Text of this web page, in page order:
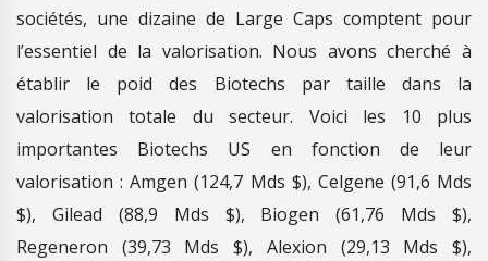
sociétés, une dizaine de Large Caps comptent pour
l’essentiel de la valorisation. Nous avons cherché à
établir le poid des Biotechs par taille dans la
valorisation totale du secteur. Voici les 10 plus
importantes Biotechs US en fonction de leur
valorisation : Amgen (124,7 Mds $), Celgene (91,6 Mds
$), Gilead (88,9 Mds $), Biogen (61,76 Mds $),
Regeneron (39,73 Mds $), Alexion (29,13 Mds $),